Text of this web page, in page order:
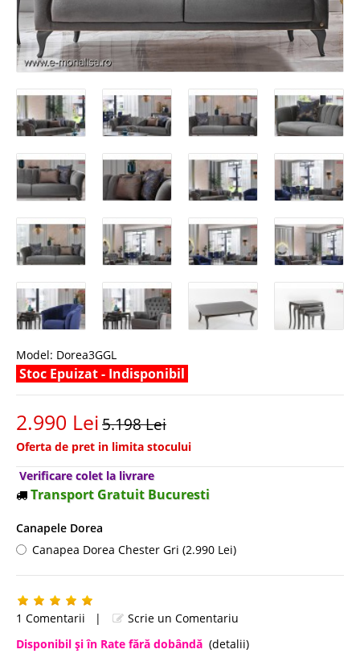
Model: Dorea3GGL
Stoc Epuizat - Indisponibil
2.990 Lei5.198 Lei
Oferta de pret in limita stocului
Verificare colet la livrare
Transport Gratuit Bucuresti
Canapele Dorea
Canapea Dorea Chester Gri (2.990 Lei)
1 Comentarii |
Scrie un Comentariu
Disponibil şi în Rate fără dobândă (detalii)